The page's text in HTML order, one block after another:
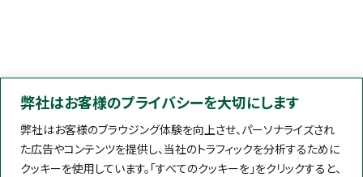
弊社はお客様のプライバシーを大切にします
弊社はお客様のブラウジング体験を向上させ、パーソナライズされ
た広告やコンテンツを提供し、当社のトラフィックを分析するために
クッキーを使用しています。「すべてのクッキーを」をクリックすると、